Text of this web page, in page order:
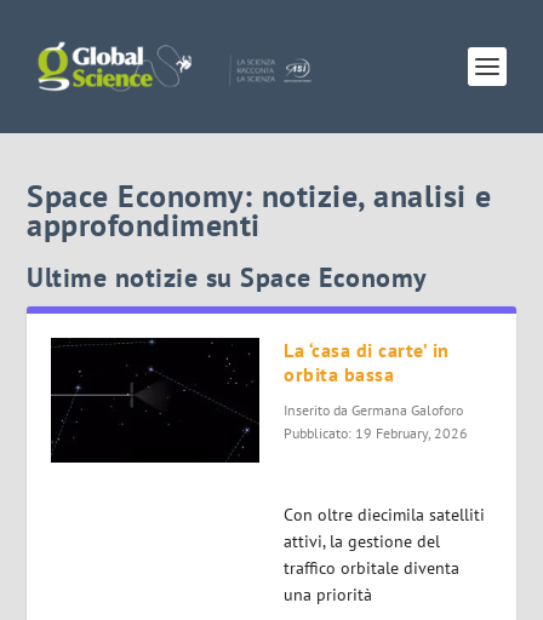
Space Economy: notizie, analisi e
approfondimenti
Ultime notizie su Space Economy
La ‘casa di carte’ in
orbita bassa
Inserito da Germana Galoforo
Pubblicato: 19 February, 2026
Con oltre diecimila satelliti
attivi, la gestione del
traffico orbitale diventa
una priorità